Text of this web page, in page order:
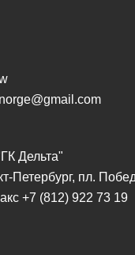
Дельта"
Петербург, пл.
+7 (812) 922 73 19